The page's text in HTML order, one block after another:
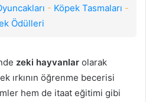
- Köpek Tasmaları -
Ödülleri
zeki hayvanlar olarak
ırkının öğrenme becerisi
hem de itaat eğitimi gibi